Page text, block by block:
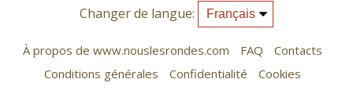
Changer de langue:
À propos de www.nouslesrondes.com FAQ
Contacts
Conditions générales
Confidentialité Cookies